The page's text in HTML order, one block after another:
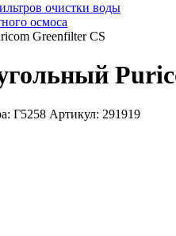
очистки воды
осмоса
Greenfilter CS
Г5258 Артикул: 291919